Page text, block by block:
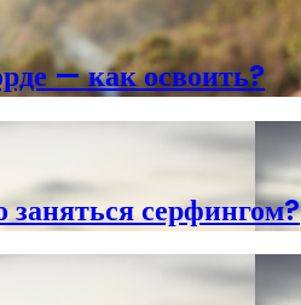
— как освоить?
заняться серфингом?